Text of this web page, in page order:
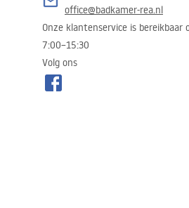
Wastafels
office@badkamer-rea.nl
Onze klantenservice is bereikbaar
7:00–15:30
Volg ons